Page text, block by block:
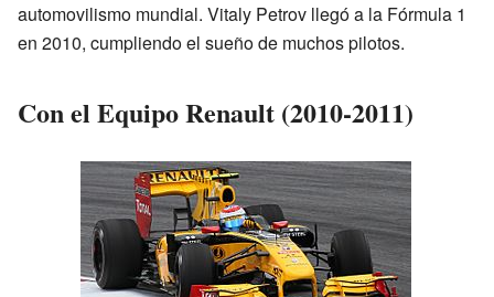
automovilismo mundial. Vitaly Petrov llegó a la Fórmula 1
en 2010, cumpliendo el sueño de muchos pilotos.
Con el Equipo Renault (2010-2011)